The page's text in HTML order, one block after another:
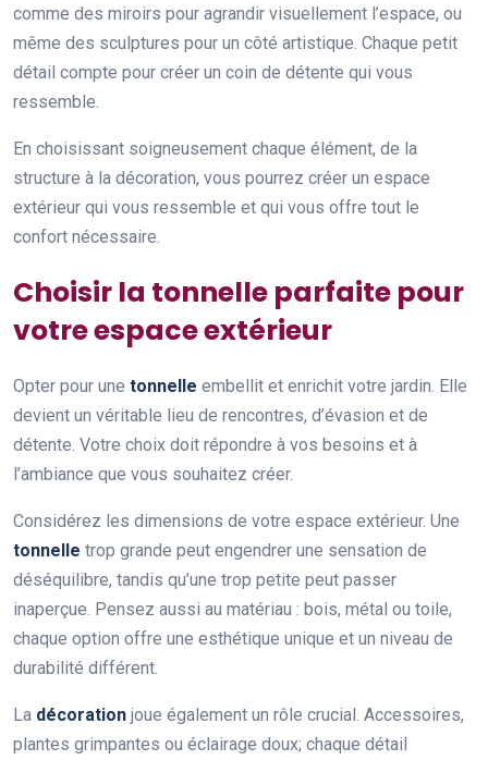
comme des miroirs pour agrandir visuellement l’espace, ou
même des sculptures pour un côté artistique. Chaque petit
détail compte pour créer un coin de détente qui vous
ressemble.
En choisissant soigneusement chaque élément, de la
structure à la décoration, vous pourrez créer un espace
extérieur qui vous ressemble et qui vous offre tout le
confort nécessaire.
Choisir la tonnelle parfaite pour
votre espace extérieur
Opter pour une tonnelle embellit et enrichit votre jardin. Elle
devient un véritable lieu de rencontres, d’évasion et de
détente. Votre choix doit répondre à vos besoins et à
l’ambiance que vous souhaitez créer.
Considérez les dimensions de votre espace extérieur. Une
tonnelle trop grande peut engendrer une sensation de
déséquilibre, tandis qu’une trop petite peut passer
inaperçue. Pensez aussi au matériau : bois, métal ou toile,
chaque option offre une esthétique unique et un niveau de
durabilité différent.
La décoration joue également un rôle crucial. Accessoires,
plantes grimpantes ou éclairage doux; chaque détail